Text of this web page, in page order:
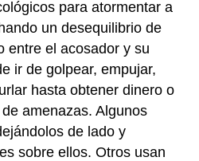
para atormentar a
un desequilibrio de
entre el acosador y su
ir de golpear, empujar,
hasta obtener dinero o
amenazas. Algunos
de lado y
sobre ellos. Otros usan